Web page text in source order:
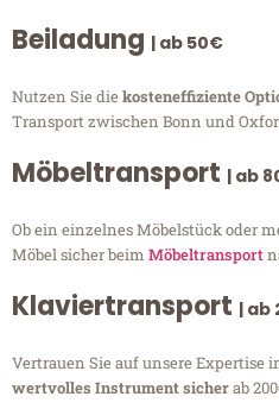
Beiladung | ab 50€
Nutzen Sie diekosteneffiziente
Transport zwischen Bonn und
Möbeltransport | ab
Ob ein einzelnes Möbelstück oder
Möbel sicher beim Möbeltransport
Klaviertransport | ab
Vertrauen Sie auf unsere Expertise
wertvolles Instrument sicherab